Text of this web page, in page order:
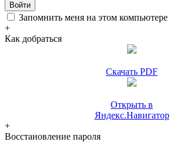
Войти
Запомнить меня на этом компьютере
+
Как добраться
Скачать PDF
Открыть в
Яндекс.Навигатор
+
Восстановление пароля